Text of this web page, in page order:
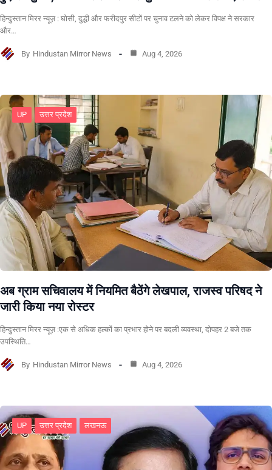
हिन्दुस्तान मिरर न्यूज़ : घोसी, दुद्धी और फरीदपुर सीटों पर चुनाव टलने को लेकर विपक्ष ने सरकार
और…
By Hindustan Mirror News Aug 4, 2026
UP उत्तर प्रदेश
अब ग्राम सचिवालय में नियमित बैठेंगे लेखपाल, राजस्व परिषद ने
जारी किया नया रोस्टर
हिन्दुस्तान मिरर न्यूज़ :एक से अधिक हल्कों का प्रभार होने पर बदली व्यवस्था, दोपहर 2 बजे तक
उपस्थिति…
By Hindustan Mirror News Aug 4, 2026
UP उत्तर प्रदेश लखनऊ